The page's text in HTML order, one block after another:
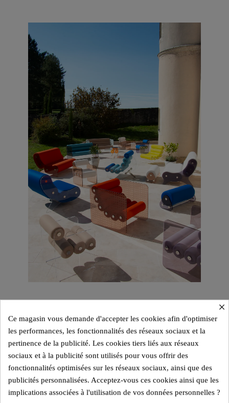
×
Ce magasin vous demande d'accepter les cookies afin d'optimiser
les performances, les fonctionnalités des réseaux sociaux et la
pertinence de la publicité. Les cookies tiers liés aux réseaux
sociaux et à la publicité sont utilisés pour vous offrir des
fonctionnalités optimisées sur les réseaux sociaux, ainsi que des
publicités personnalisées. Acceptez-vous ces cookies ainsi que les
implications associées à l'utilisation de vos données personnelles ?